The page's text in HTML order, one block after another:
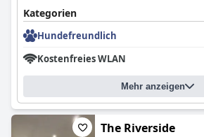
Kategorien
Hundefreundlich
Kostenfreies WLAN
Mehr anzeigen
The Riverside